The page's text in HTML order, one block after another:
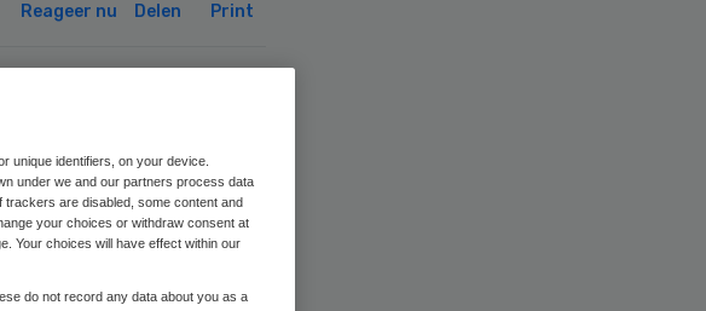
Reageer nu Delen Print
neemt
unique identifiers, on your device.
under we and our partners process data
trackers are disabled, some content and
your choices or withdraw consent at
Your choices will have effect within our
do not record any data about you as a